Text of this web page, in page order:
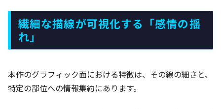
繊細な描線が可視化する「感情の揺
れ」
本作のグラフィック面における特徴は、その線の細さと、
特定の部位への情報集約にあります。